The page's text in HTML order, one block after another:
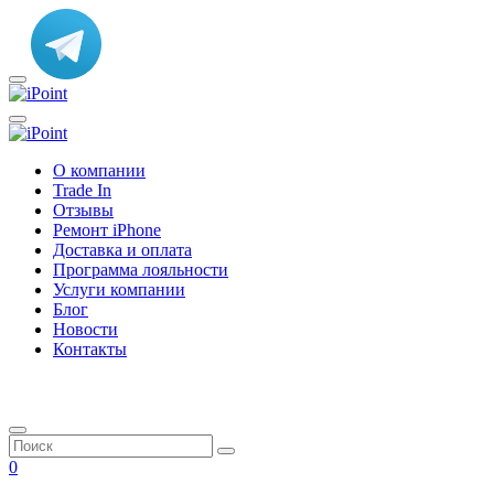
О компании
Trade In
Отзывы
Ремонт iPhone
Доставка и оплата
Программа лояльности
Услуги компании
Блог
Новости
Контакты
0